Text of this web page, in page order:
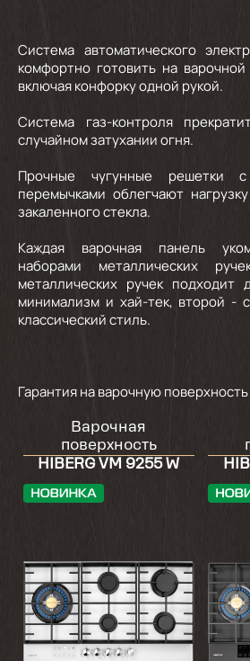
Система автоматического
комфортно готовить на
включая конфорку одной рукой.
Система газ-контроля
случайном затухании огня.
Прочные чугунные решетки с
перемычками облегчают
закаленного стекла.
Каждая варочная панель
наборами металлических
металлических ручек подходит
минимализм и хай-тек, второй -
классический стиль.
Гарантия на варочную поверхность
Варочная
поверхность
HIBERG VM 9255 W